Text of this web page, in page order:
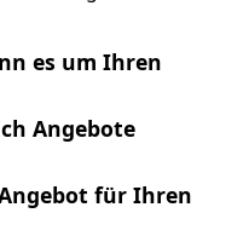
es um Ihren
Angebote
für Ihren